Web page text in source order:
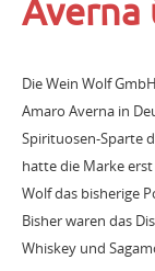
Averna
Die Wein Wolf
Amaro Averna in
Spirituosen-Sparte
hatte die Marke
Wolf das bisherige
Bisher waren das
Whiskey und